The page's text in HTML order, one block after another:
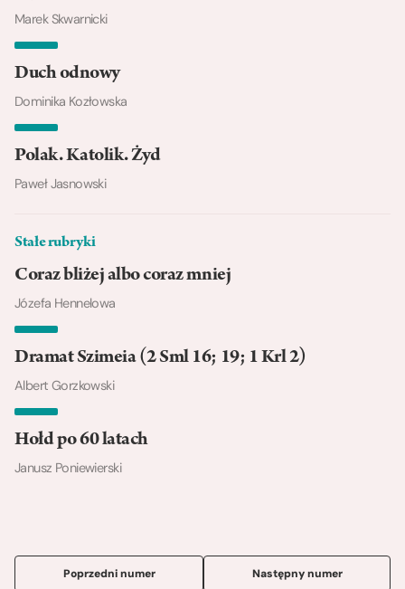
Marek Skwarnicki
Duch odnowy
Dominika Kozłowska
Polak. Katolik. Żyd
Paweł Jasnowski
Stałe rubryki
Coraz bliżej albo coraz mniej
Józefa Hennelowa
Dramat Szimeia (2 Sml 16; 19; 1 Krl 2)
Albert Gorzkowski
Hołd po 60 latach
Janusz Poniewierski
Poprzedni numer Następny numer